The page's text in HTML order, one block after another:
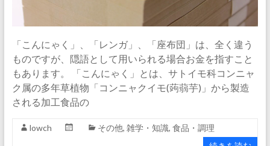
「こんにゃく」、「レンガ」、「座布団」は、全く違う
ものですが、隠語として用いられる場合お金を指すこと
もあります。 「こんにゃく」とは、サトイモ科コンニャ
ク属の多年草植物「コンニャクイモ(蒟蒻芋)」から製造
される加工食品の
lowch その他, 雑学・知識, 食品・調理